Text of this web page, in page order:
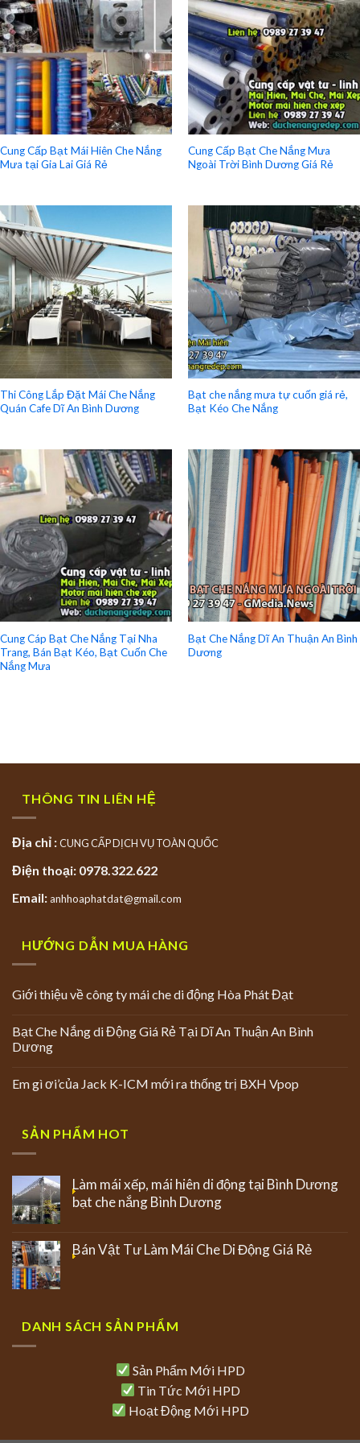
Cung Cấp Bạt Mái Hiên Che Nắng
Mưa tại Gia Lai Giá Rẻ
Cung Cấp Bạt Che Nắng Mưa
Ngoài Trời Bình Dương Giá Rẻ
Thi Công Lắp Đặt Mái Che Nắng
Quán Cafe Dĩ An Bình Dương
Bạt che nắng mưa tự cuốn giá rẻ,
Bạt Kéo Che Nắng
Cung Cáp Bạt Che Nắng Tại Nha
Trang, Bán Bạt Kéo, Bạt Cuốn Che
Nắng Mưa
Bạt Che Nắng Dĩ An Thuận An Bình
Dương
THÔNG TIN LIÊN HỆ
Địa chỉ :CUNG CẤP DỊCH VỤ TOÀN QUỐC
Điện thoại: 0978.322.622
Email:anhhoaphatdat@gmail.com
HƯỚNG DẪN MUA HÀNG
Giới thiệu về công ty mái che di động Hòa Phát Đạt
Bạt Che Nắng di Động Giá Rẻ Tại Dĩ An Thuận An Bình
Dương
Em gì ơi’của Jack K-ICM mới ra thống trị BXH Vpop
SẢN PHẨM HOT
Làm mái xếp, mái hiên di động tại Bình Dương
bạt che nắng Bình Dương
Bán Vật Tư Làm Mái Che Di Động Giá Rẻ
DANH SÁCH SẢN PHẨM
Sản Phẩm Mới HPD
Tin Tức Mới HPD
Hoạt Động Mới HPD